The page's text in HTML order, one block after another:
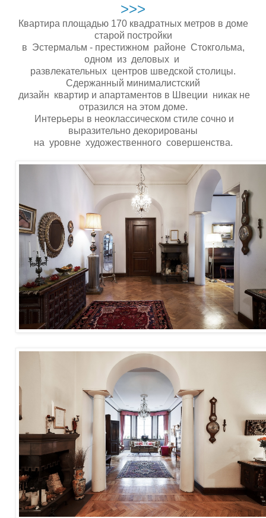
>>>
Квартира площадью 170 квадратных метров в доме
старой постройки
в Эстермальм - престижном районе Стокгольма,
одном из деловых и
развлекательных центров шведской столицы.
Сдержанный минималистский
дизайн квартир и апартаментов в Швеции никак не
отразился на этом доме.
Интерьеры в неоклассическом стиле сочно и
выразительно декорированы
на уровне художественного совершенства.